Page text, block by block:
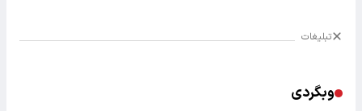
تبلیغات
وبگردی